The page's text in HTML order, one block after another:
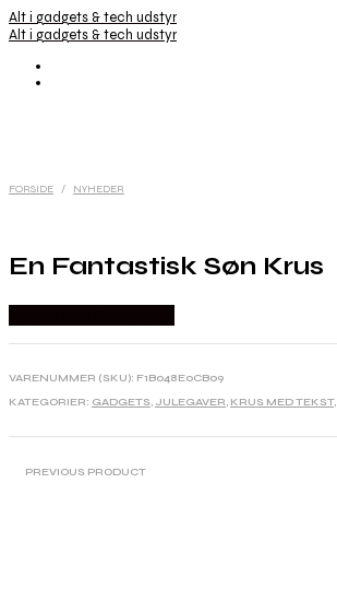
Alt i gadgets & tech udstyr
Alt i gadgets & tech udstyr
FORSIDE / NYHEDER
En Fantastisk Søn Krus
VARENUMMER (SKU): F1B048E0CB09
KATEGORIER: GADGETS, JULEGAVER, KRUS MED TEKST,
PREVIOUS PRODUCT